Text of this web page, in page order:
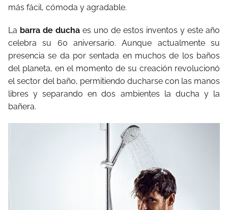
más fácil, cómoda y agradable.
La barra de ducha es uno de estos inventos y este año
celebra su 60 aniversario. Aunque actualmente su
presencia se da por sentada en muchos de los baños
del planeta, en el momento de su creación revolucionó
el sector del baño, permitiendo ducharse con las manos
libres y separando en dos ambientes la ducha y la
bañera.